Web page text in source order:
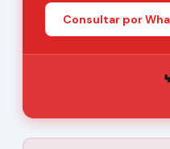
Consultar por